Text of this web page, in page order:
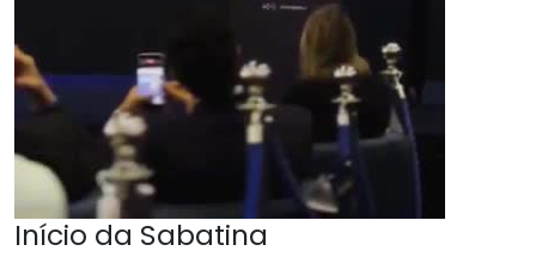
Início da Sabatina